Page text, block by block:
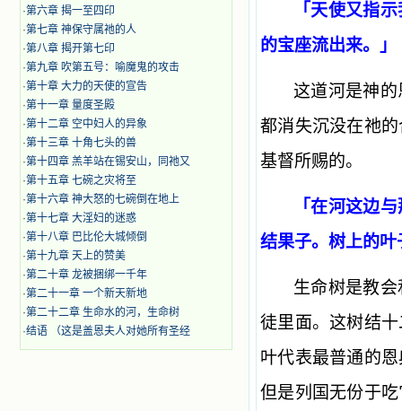
·第六章 揭一至四印
·第七章 神保守属祂的人
·第八章 揭开第七印
·第九章 吹第五号：喻魔鬼的攻击
·第十章 大力的天使的宣告
·第十一章 量度圣殿
·第十二章 空中妇人的异象
·第十三章 十角七头的兽
·第十四章 羔羊站在锡安山，同祂又
·第十五章 七碗之灾将至
·第十六章 神大怒的七碗倒在地上
·第十七章 大淫妇的迷惑
·第十八章 巴比伦大城倾倒
·第十九章 天上的赞美
·第二十章 龙被捆绑一千年
·第二十一章 一个新天新地
·第二十二章 生命水的河，生命树
·结语 （这是盖恩夫人对她所有圣经
「天使又指
的宝座流出来。」
这道河是神
都消失沉没在祂
基督所赐的。
「在河这边
结果子。树上的
生命树是教
徒里面。这树结
叶代表最普通的
但是列国无份于